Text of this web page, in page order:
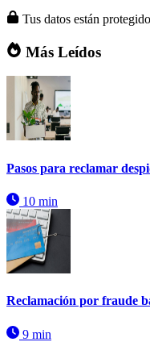
Tus datos están
Más Leídos
Pasos para reclamar
10 min
Reclamación por fraude
9 min